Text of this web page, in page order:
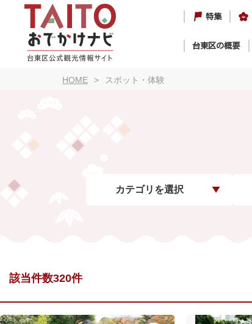
特集
台東区の概要
HOME スポット・体験
カテゴリを選択
該当件数320件